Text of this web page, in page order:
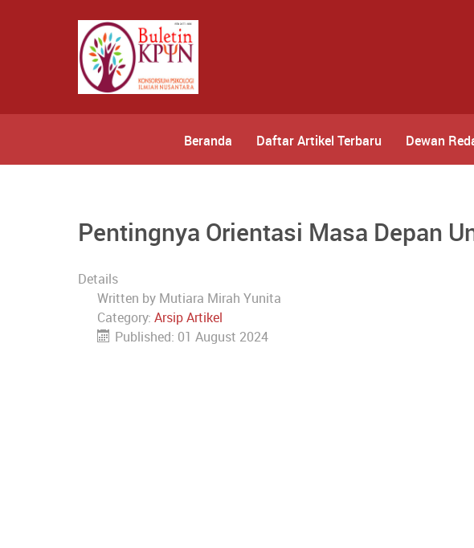
Beranda Daftar Artikel Terbaru Dewan
Pentingnya Orientasi Masa Depan
Details
Written by Mutiara Mirah Yunita
Category: Arsip Artikel
Published: 01 August 2024